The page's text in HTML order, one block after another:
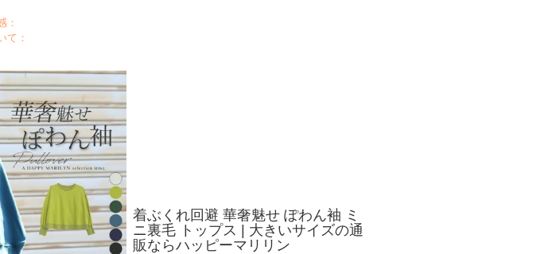
：
て：
着ぶくれ回避 華奢魅せ ぽわん袖 ミ
ニ裏毛 トップス | 大きいサイズの通
販ならハッピーマリリン